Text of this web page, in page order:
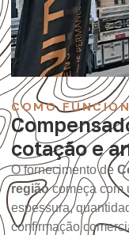
COMO
cotação e
O fornecimento de
regiãocomeça com
espessura,
confirmação